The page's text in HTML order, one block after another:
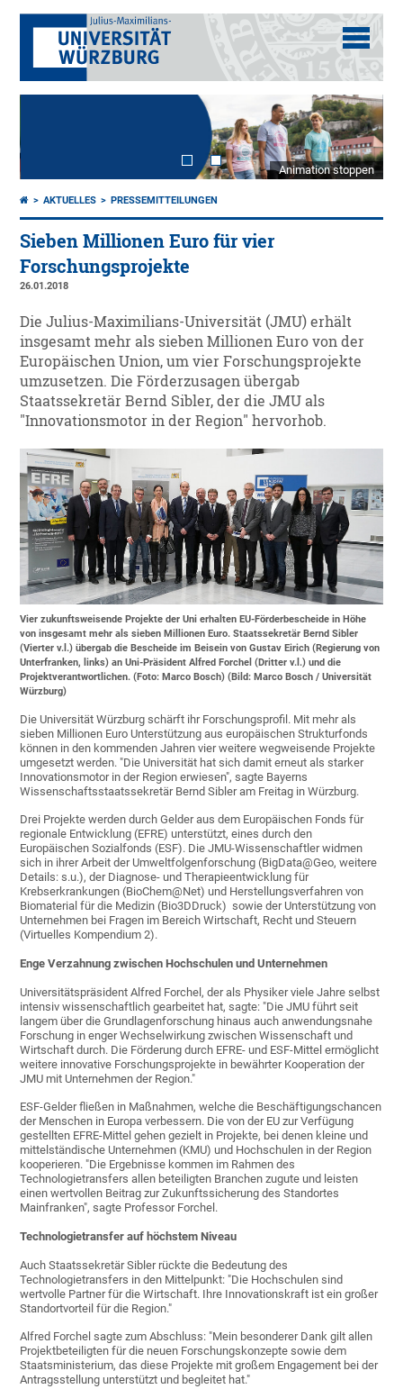
Animation stoppen
AKTUELLES PRESSEMITTEILUNGEN
Sieben Millionen Euro für vier
Forschungsprojekte
26.01.2018
Die Julius-Maximilians-Universität (JMU) erhält
insgesamt mehr als sieben Millionen Euro von der
Europäischen Union, um vier Forschungsprojekte
umzusetzen. Die Förderzusagen übergab
Staatssekretär Bernd Sibler, der die JMU als
"Innovationsmotor in der Region" hervorhob.
Vier zukunftsweisende Projekte der Uni erhalten EU-Förderbescheide in Höhe
von insgesamt mehr als sieben Millionen Euro. Staatssekretär Bernd Sibler
(Vierter v.l.) übergab die Bescheide im Beisein von Gustav Eirich (Regierung von
Unterfranken, links) an Uni-Präsident Alfred Forchel (Dritter v.l.) und die
Projektverantwortlichen. (Foto: Marco Bosch) (Bild: Marco Bosch / Universität
Würzburg)
Die Universität Würzburg schärft ihr Forschungsprofil. Mit mehr als
sieben Millionen Euro Unterstützung aus europäischen Strukturfonds
können in den kommenden Jahren vier weitere wegweisende Projekte
umgesetzt werden. "Die Universität hat sich damit erneut als starker
Innovationsmotor in der Region erwiesen", sagte Bayerns
Wissenschaftsstaatssekretär Bernd Sibler am Freitag in Würzburg.
Drei Projekte werden durch Gelder aus dem Europäischen Fonds für
regionale Entwicklung (EFRE) unterstützt, eines durch den
Europäischen Sozialfonds (ESF). Die JMU-Wissenschaftler widmen
sich in ihrer Arbeit der Umweltfolgenforschung (BigData@Geo, weitere
Details: s.u.), der Diagnose- und Therapieentwicklung für
Krebserkrankungen (BioChem@Net) und Herstellungsverfahren von
Biomaterial für die Medizin (Bio3DDruck) sowie der Unterstützung von
Unternehmen bei Fragen im Bereich Wirtschaft, Recht und Steuern
(Virtuelles Kompendium 2).
Enge Verzahnung zwischen Hochschulen und Unternehmen
Universitätspräsident Alfred Forchel, der als Physiker viele Jahre selbst
intensiv wissenschaftlich gearbeitet hat, sagte: "Die JMU führt seit
langem über die Grundlagenforschung hinaus auch anwendungsnahe
Forschung in enger Wechselwirkung zwischen Wissenschaft und
Wirtschaft durch. Die Förderung durch EFRE- und ESF-Mittel ermöglicht
weitere innovative Forschungsprojekte in bewährter Kooperation der
JMU mit Unternehmen der Region."
ESF-Gelder fließen in Maßnahmen, welche die Beschäftigungschancen
der Menschen in Europa verbessern. Die von der EU zur Verfügung
gestellten EFRE-Mittel gehen gezielt in Projekte, bei denen kleine und
mittelständische Unternehmen (KMU) und Hochschulen in der Region
kooperieren. "Die Ergebnisse kommen im Rahmen des
Technologietransfers allen beteiligten Branchen zugute und leisten
einen wertvollen Beitrag zur Zukunftssicherung des Standortes
Mainfranken", sagte Professor Forchel.
Technologietransfer auf höchstem Niveau
Auch Staatssekretär Sibler rückte die Bedeutung des
Technologietransfers in den Mittelpunkt: "Die Hochschulen sind
wertvolle Partner für die Wirtschaft. Ihre Innovationskraft ist ein großer
Standortvorteil für die Region."
Alfred Forchel sagte zum Abschluss: "Mein besonderer Dank gilt allen
Projektbeteiligten für die neuen Forschungskonzepte sowie dem
Staatsministerium, das diese Projekte mit großem Engagement bei der
Antragsstellung unterstützt und begleitet hat."